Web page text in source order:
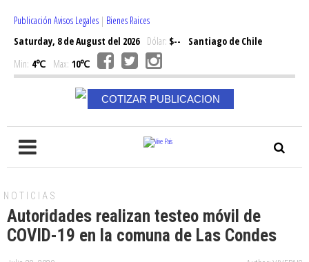
Publicación Avisos Legales | Bienes Raices
Saturday, 8 de August del 2026Dólar: $--
Santiago de Chile
Min: 4℃ Max: 10℃
COTIZAR PUBLICACION
NOTICIAS
Autoridades realizan testeo móvil de
COVID-19 en la comuna de Las Condes